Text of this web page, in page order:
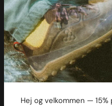
Hej og velkommen —
Vi er ikke religiøse når det
oplever at mange har stor
Vi plejer at sige, at det er
Læs mere om Mærkbareher
Hvad er Barfodssko?